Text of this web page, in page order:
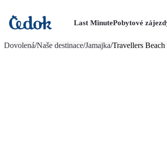
Last MinutePobytové
Dovolená/Naše destinace/Jamajka/Travellers Beach